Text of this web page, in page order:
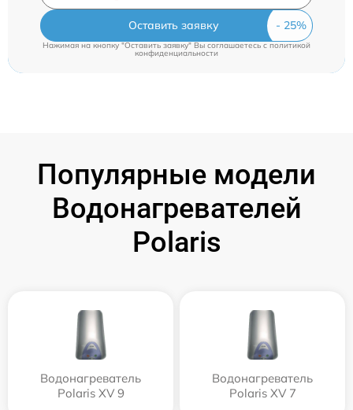
Оставить заявку
Нажимая на кнопку "Оставить заявку" Вы соглашаетесь cполитикой
конфиденциальности
Популярные модели
Водонагревателей
Polaris
Водонагреватель
Polaris XV 9
Водонагреватель
Polaris XV 7